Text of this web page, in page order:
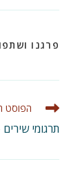
פרגנו ושתפו
לקרוא
נוספים
הפוסט
תרגומי